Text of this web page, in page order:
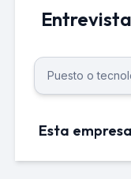
Esta